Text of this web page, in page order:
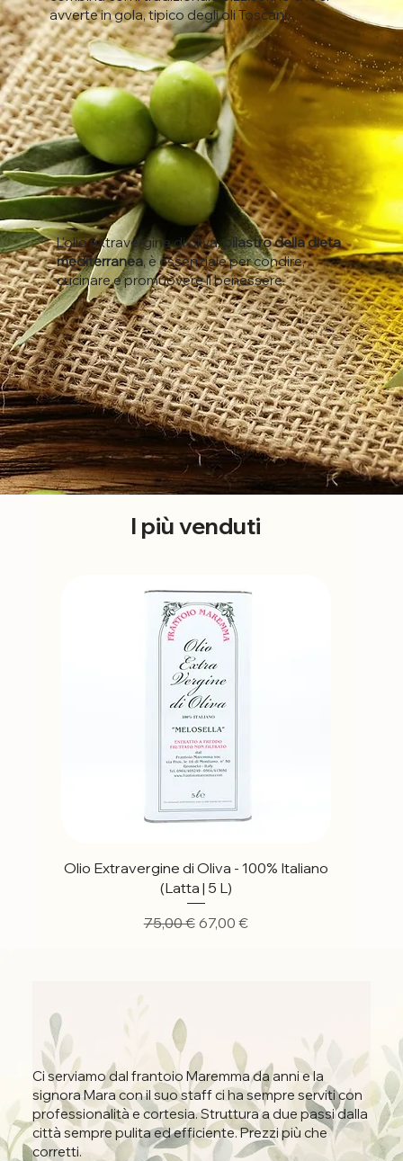
I più venduti
Vista rapida
Olio Extravergine di Oliva - 100% Italiano
(Latta | 5 L)
Prezzo regolare
75,00 € Prezzo scontato
67,00 €
L'olio extravergine di oliva,pilastro della dieta
mediterranea, è essenziale per condire,
cucinare e promuovere il benessere.
avverte in gola, tipico degli oli Toscani.
Ci serviamo dal frantoio Maremma da anni e la
signora Mara con il suo staff ci ha sempre serviti con
professionalità e cortesia. Struttura a due passi dalla
città sempre pulita ed efficiente. Prezzi più che
corretti.